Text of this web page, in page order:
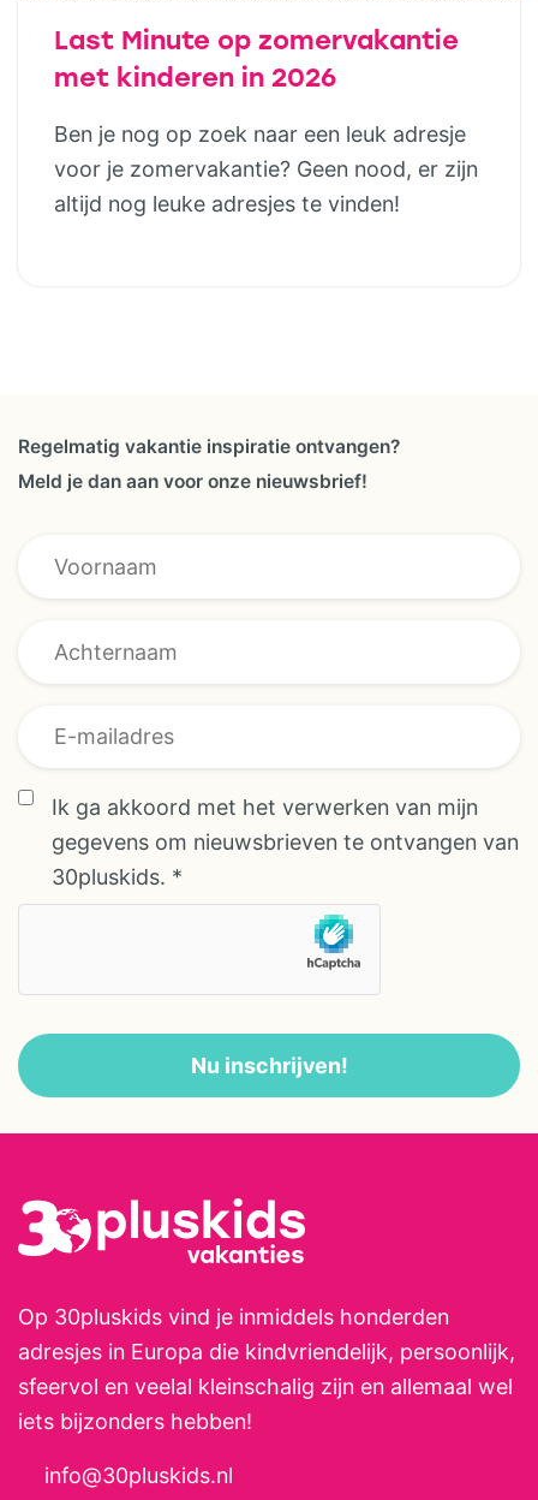
Last Minute op zomervakantie
met kinderen in 2026
Ben je nog op zoek naar een leuk adresje
voor je zomervakantie? Geen nood, er zijn
altijd nog leuke adresjes te vinden!
Regelmatig vakantie inspiratie ontvangen?
Meld je dan aan voor onze nieuwsbrief!
AVG/GDPR
overeenkomst
E-mailadres
Ik ga akkoord met het verwerken van mijn
gegevens om nieuwsbrieven te ontvangen van
30pluskids. *
Nu inschrijven!
Op 30pluskids vind je inmiddels honderden
adresjes in Europa die kindvriendelijk, persoonlijk,
sfeervol en veelal kleinschalig zijn en allemaal wel
iets bijzonders hebben!
info@30pluskids.nl